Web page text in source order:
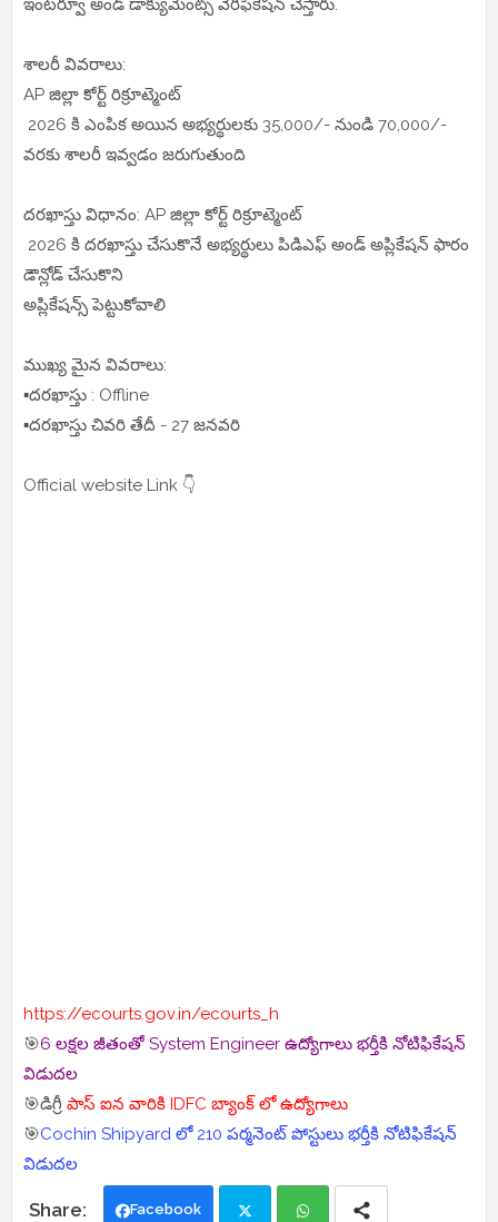
ఇంటర్వూ అండ్ డాక్యుమెంట్స్ వెరిఫికేషన్ చేస్తారు.
శాలరీ వివరాలు:
AP జిల్లా కోర్ట్ రిక్రూట్మెంట్
2026 కి ఎంపిక అయిన అభ్యర్థులకు 35,000/- నుండి 70,000/-
వరకు శాలరీ ఇవ్వడం జరుగుతుంది
దరఖాస్తు విధానం: AP జిల్లా కోర్ట్ రిక్రూట్మెంట్
2026 కి దరఖాస్తు చేసుకొనే అభ్యర్థులు పిడిఎఫ్ అండ్ అప్లికేషన్ ఫారం
డౌన్లోడ్ చేసుకొని
అప్లికేషన్స్ పెట్టుకోవాలి
ముఖ్య మైన వివరాలు:
▪️దరఖాస్తు : Offline
▪️దరఖాస్తు చివరి తేదీ - 27 జనవరి
Official website Link 👇
https://ecourts.gov.in/ecourts_h
🎯6 లక్షల జీతంతో System Engineer ఉద్యోగాలు భర్తీకి నోటిఫికేషన్
విడుదల
🎯డిగ్రీ పాస్ ఐన వారికి IDFC బ్యాంక్ లో ఉద్యోగాలు
🎯Cochin Shipyard లో 210 పర్మనెంట్ పోస్టులు భర్తీకి నోటిఫికేషన్
విడుదల
Facebook